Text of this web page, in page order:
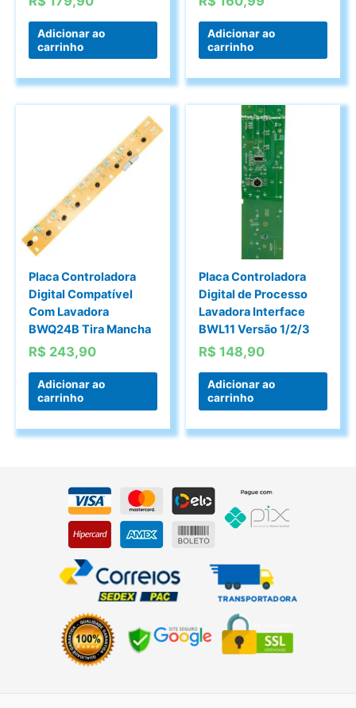
Adicionar ao
carrinho
Adicionar ao
carrinho
Placa Controladora
Digital Compatível
Com Lavadora
BWQ24B Tira Mancha
R$ 243,90
Adicionar ao
carrinho
Placa Controladora
Digital de Processo
Lavadora Interface
BWL11 Versão 1/2/3
R$ 148,90
Adicionar ao
carrinho